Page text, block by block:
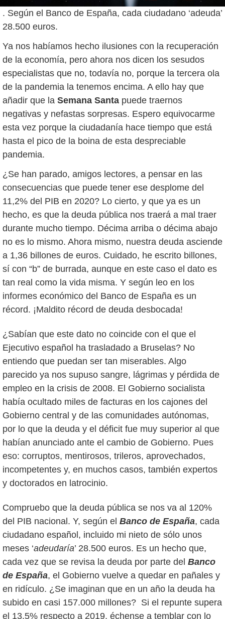
. Según el Banco de España, cada ciudadano ‘adeuda’
28.500 euros.
Ya nos habíamos hecho ilusiones con la recuperación
de la economía, pero ahora nos dicen los sesudos
especialistas que no, todavía no, porque la tercera ola
de la pandemia la tenemos encima. A ello hay que
añadir que la Semana Santa puede traernos
negativas y nefastas sorpresas. Espero equivocarme
esta vez porque la ciudadanía hace tiempo que está
hasta el pico de la boina de esta despreciable
pandemia.
¿Se han parado, amigos lectores, a pensar en las
consecuencias que puede tener ese desplome del
11,2% del PIB en 2020? Lo cierto, y que ya es un
hecho, es que la deuda pública nos traerá a mal traer
durante mucho tiempo. Décima arriba o décima abajo
no es lo mismo. Ahora mismo, nuestra deuda asciende
a 1,36 billones de euros. Cuidado, he escrito billones,
sí con “b” de burrada, aunque en este caso el dato es
tan real como la vida misma. Y según leo en los
informes económico del Banco de España es un
récord. ¡Maldito récord de deuda desbocada!
¿Sabían que este dato no coincide con el que el
Ejecutivo español ha trasladado a Bruselas? No
entiendo que puedan ser tan miserables. Algo
parecido ya nos supuso sangre, lágrimas y pérdida de
empleo en la crisis de 2008. El Gobierno socialista
había ocultado miles de facturas en los cajones del
Gobierno central y de las comunidades autónomas,
por lo que la deuda y el déficit fue muy superior al que
habían anunciado ante el cambio de Gobierno. Pues
eso: corruptos, mentirosos, trileros, aprovechados,
incompetentes y, en muchos casos, también expertos
y doctorados en latrocinio.
Compruebo que la deuda pública se nos va al 120%
del PIB nacional. Y, según el Banco de España, cada
ciudadano español, incluido mi nieto de sólo unos
meses ‘adeudaría’ 28.500 euros. Es un hecho que,
cada vez que se revisa la deuda por parte del Banco
de España, el Gobierno vuelve a quedar en pañales y
en ridículo. ¿Se imaginan que en un año la deuda ha
subido en casi 157.000 millones? Si el repunte supera
el 13,5% respecto a 2019, échense a temblar con lo